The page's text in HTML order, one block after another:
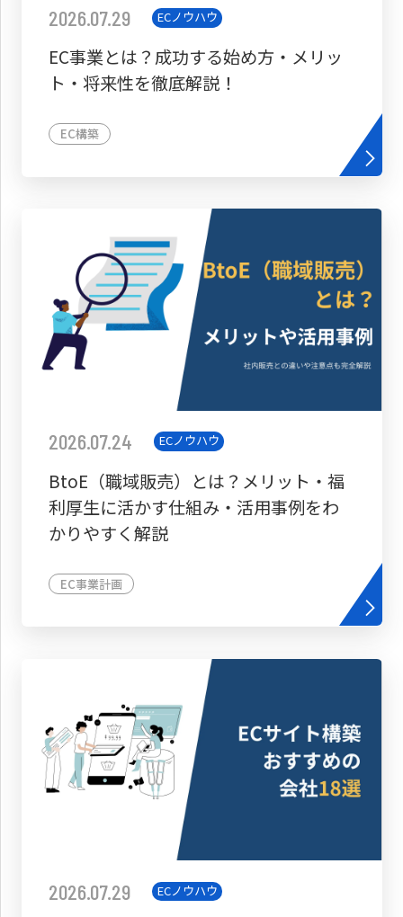
2026.07.29 ECノウハウ
EC事業とは？成功する始め方・メリッ
ト・将来性を徹底解説！
EC構築
2026.07.24 ECノウハウ
BtoE（職域販売）とは？メリット・福
利厚生に活かす仕組み・活用事例をわ
かりやすく解説
EC事業計画
2026.07.29 ECノウハウ